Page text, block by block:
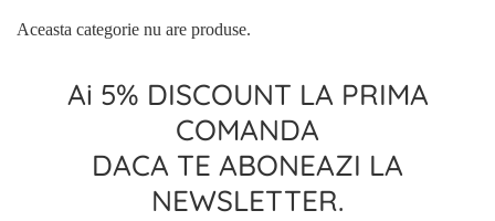
Aceasta categorie nu are produse.
Ai 5% DISCOUNT LA PRIMA
COMANDA
DACA TE ABONEAZI LA
NEWSLETTER.